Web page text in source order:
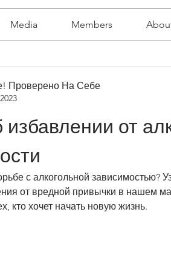
Media Members
Проверено На Себе
избавлении от
с алкогольной зависимостью?
от вредной привычки в нашем
кто хочет начать новую жизнь.